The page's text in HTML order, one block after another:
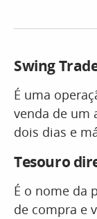
Swing
É uma
venda de um
dois dias e
Tesouro
É o nome da
de compra e